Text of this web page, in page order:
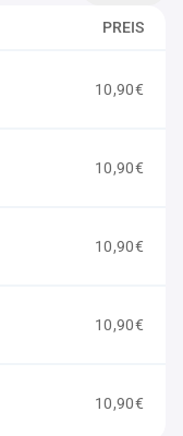
PREIS
10,90€
10,90€
10,90€
10,90€
10,90€